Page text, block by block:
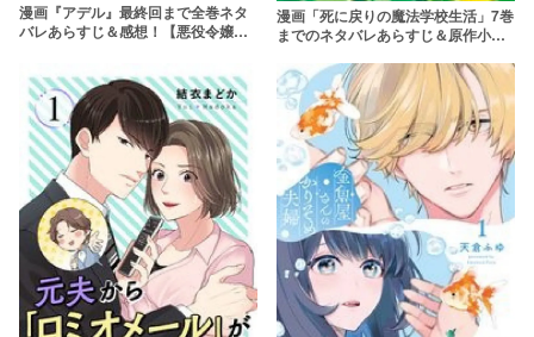
漫画『アデル』最終回まで全巻ネタ
バレあらすじ＆感想！【悪役令嬢の
漫画「死に戻りの魔法学校生活」7巻
までのネタバレあらすじ＆原作小説
読む方法は？